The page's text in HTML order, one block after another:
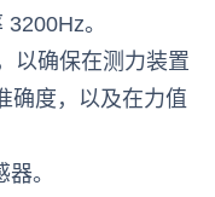
。
以确保在测力装置
确度，以及在力值
。